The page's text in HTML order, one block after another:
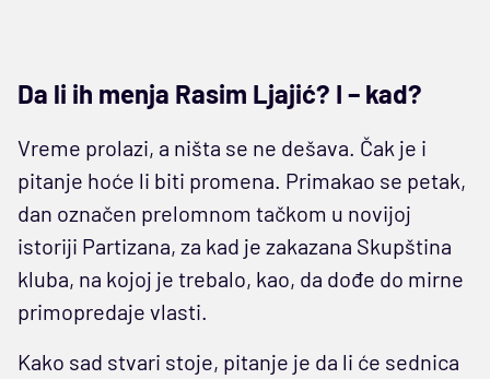
Da li ih menja Rasim Ljajić? I – kad?
Vreme prolazi, a ništa se ne dešava. Čak je i
pitanje hoće li biti promena. Primakao se petak,
dan označen prelomnom tačkom u novijoj
istoriji Partizana, za kad je zakazana Skupština
kluba, na kojoj je trebalo, kao, da dođe do mirne
primopredaje vlasti.
Kako sad stvari stoje, pitanje je da li će sednica